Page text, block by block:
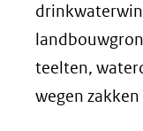
teelten,
wegen